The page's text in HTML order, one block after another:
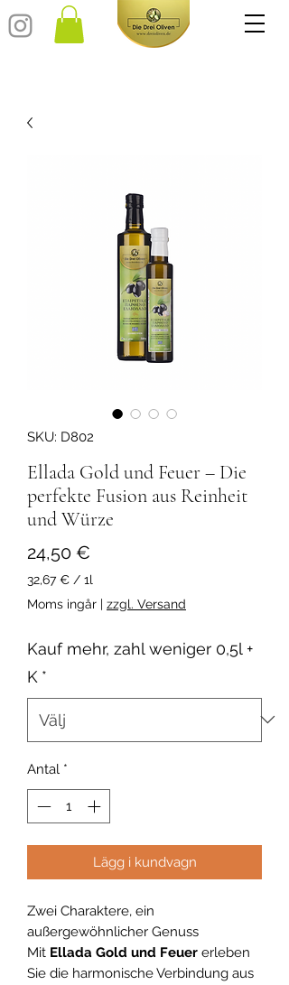
SKU: D802
Ellada Gold und Feuer – Die
perfekte Fusion aus Reinheit
und Würze
24,50 €
32,67 € / 1l
32,67 €
per
liter
Moms ingår | zzgl. Versand
Kauf mehr, zahl weniger 0,5l +
K *
Antal *
Lägg i kundvagn
Zwei Charaktere, ein
außergewöhnlicher Genuss
Mit Ellada Gold und Feuer erleben
Sie die harmonische Verbindung aus